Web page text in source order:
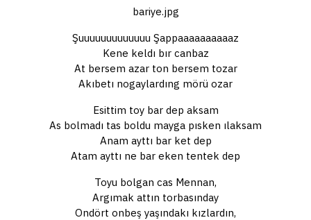
bariye.jpg
Şuuuuuuuuuuuuu Şappaaaaaaaaaaz
Kene keldı bır canbaz
At bersem azar ton bersem tozar
Akıbetı nogaylardıng mörü ozar
Esittim toy bar dep aksam
As bolmadı tas boldu mayga pısken ılaksam
Anam ayttı bar ket dep
Atam ayttı ne bar eken tentek dep
Toyu bolgan cas Mennan,
Argımak attın torbasınday
Ondört onbeş yaşındakı kızlardın,